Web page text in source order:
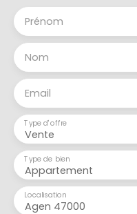
Prénom
Nom
Email
Vente
Type d'offre
Appartement
Type de bien
Agen 47000
Localisation